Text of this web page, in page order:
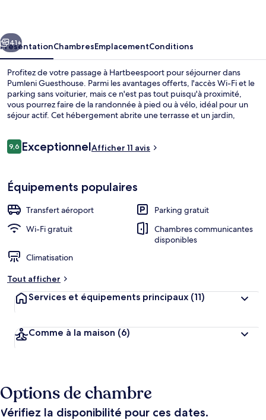
Suivant
41+
PrésentationChambresEmplacementConditions
Profitez de votre passage à Hartbeespoort pour séjourner dans
Pumleni Guesthouse. Parmi les avantages offerts, l'accès Wi-Fi et le
parking sans voiturier, mais ce n'est pas tout puisqu'à proximité,
vous pourrez faire de la randonnée à pied ou à vélo, idéal pour un
séjour actif. Cet hébergement abrite une terrasse et un jardin,
Avis
voyageurs
9,69,6 sur 10
ExceptionnelAfficher 11 avis
Équipements populaires
Transfert aéroport
Parking gratuit
Wi-Fi gratuit
Chambres communicantes
disponibles
Climatisation
Tout afficher
Services et équipements principaux (11)
Comme à la maison (6)
Options de chambre
Vérifiez la disponibilité pour ces dates.